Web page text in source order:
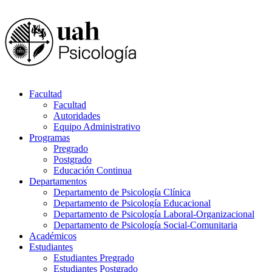
Facultad
Facultad
Autoridades
Equipo Administrativo
Programas
Pregrado
Postgrado
Educación Continua
Departamentos
Departamento de Psicología Clínica
Departamento de Psicología Educacional
Departamento de Psicología Laboral-Organizacional
Departamento de Psicología Social-Comunitaria
Académicos
Estudiantes
Estudiantes Pregrado
Estudiantes Postgrado